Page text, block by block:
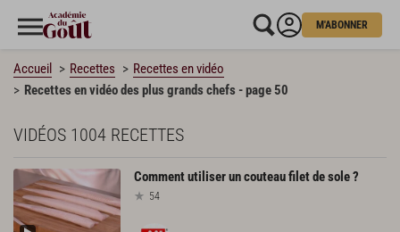
M'ABONNER
Accueil Recettes
Recettes en vidéo
Recettes en vidéo des plus grands chefs - page 50
VIDÉOS 1004 RECETTES
Commentutiliseruncouteaufiletdesole?
54